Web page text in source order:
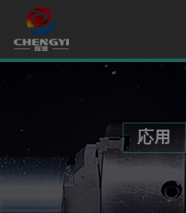
応用
クッキー利用の管理について